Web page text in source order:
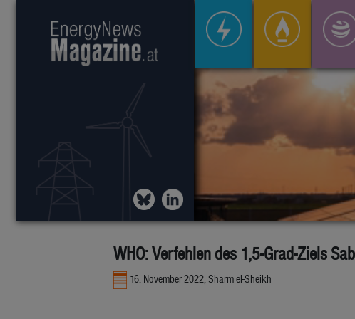
WHO: Verfehlen des 1,5-Grad-Ziels
16. November 2022, Sharm el-Sheikh